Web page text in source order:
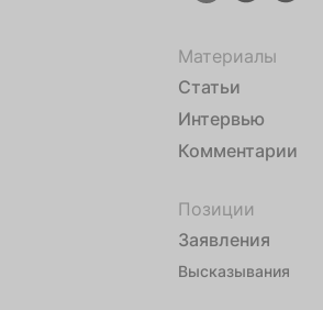
Материалы
Статьи
Интервью
Комментарии
Позиции
Заявления
Высказывания